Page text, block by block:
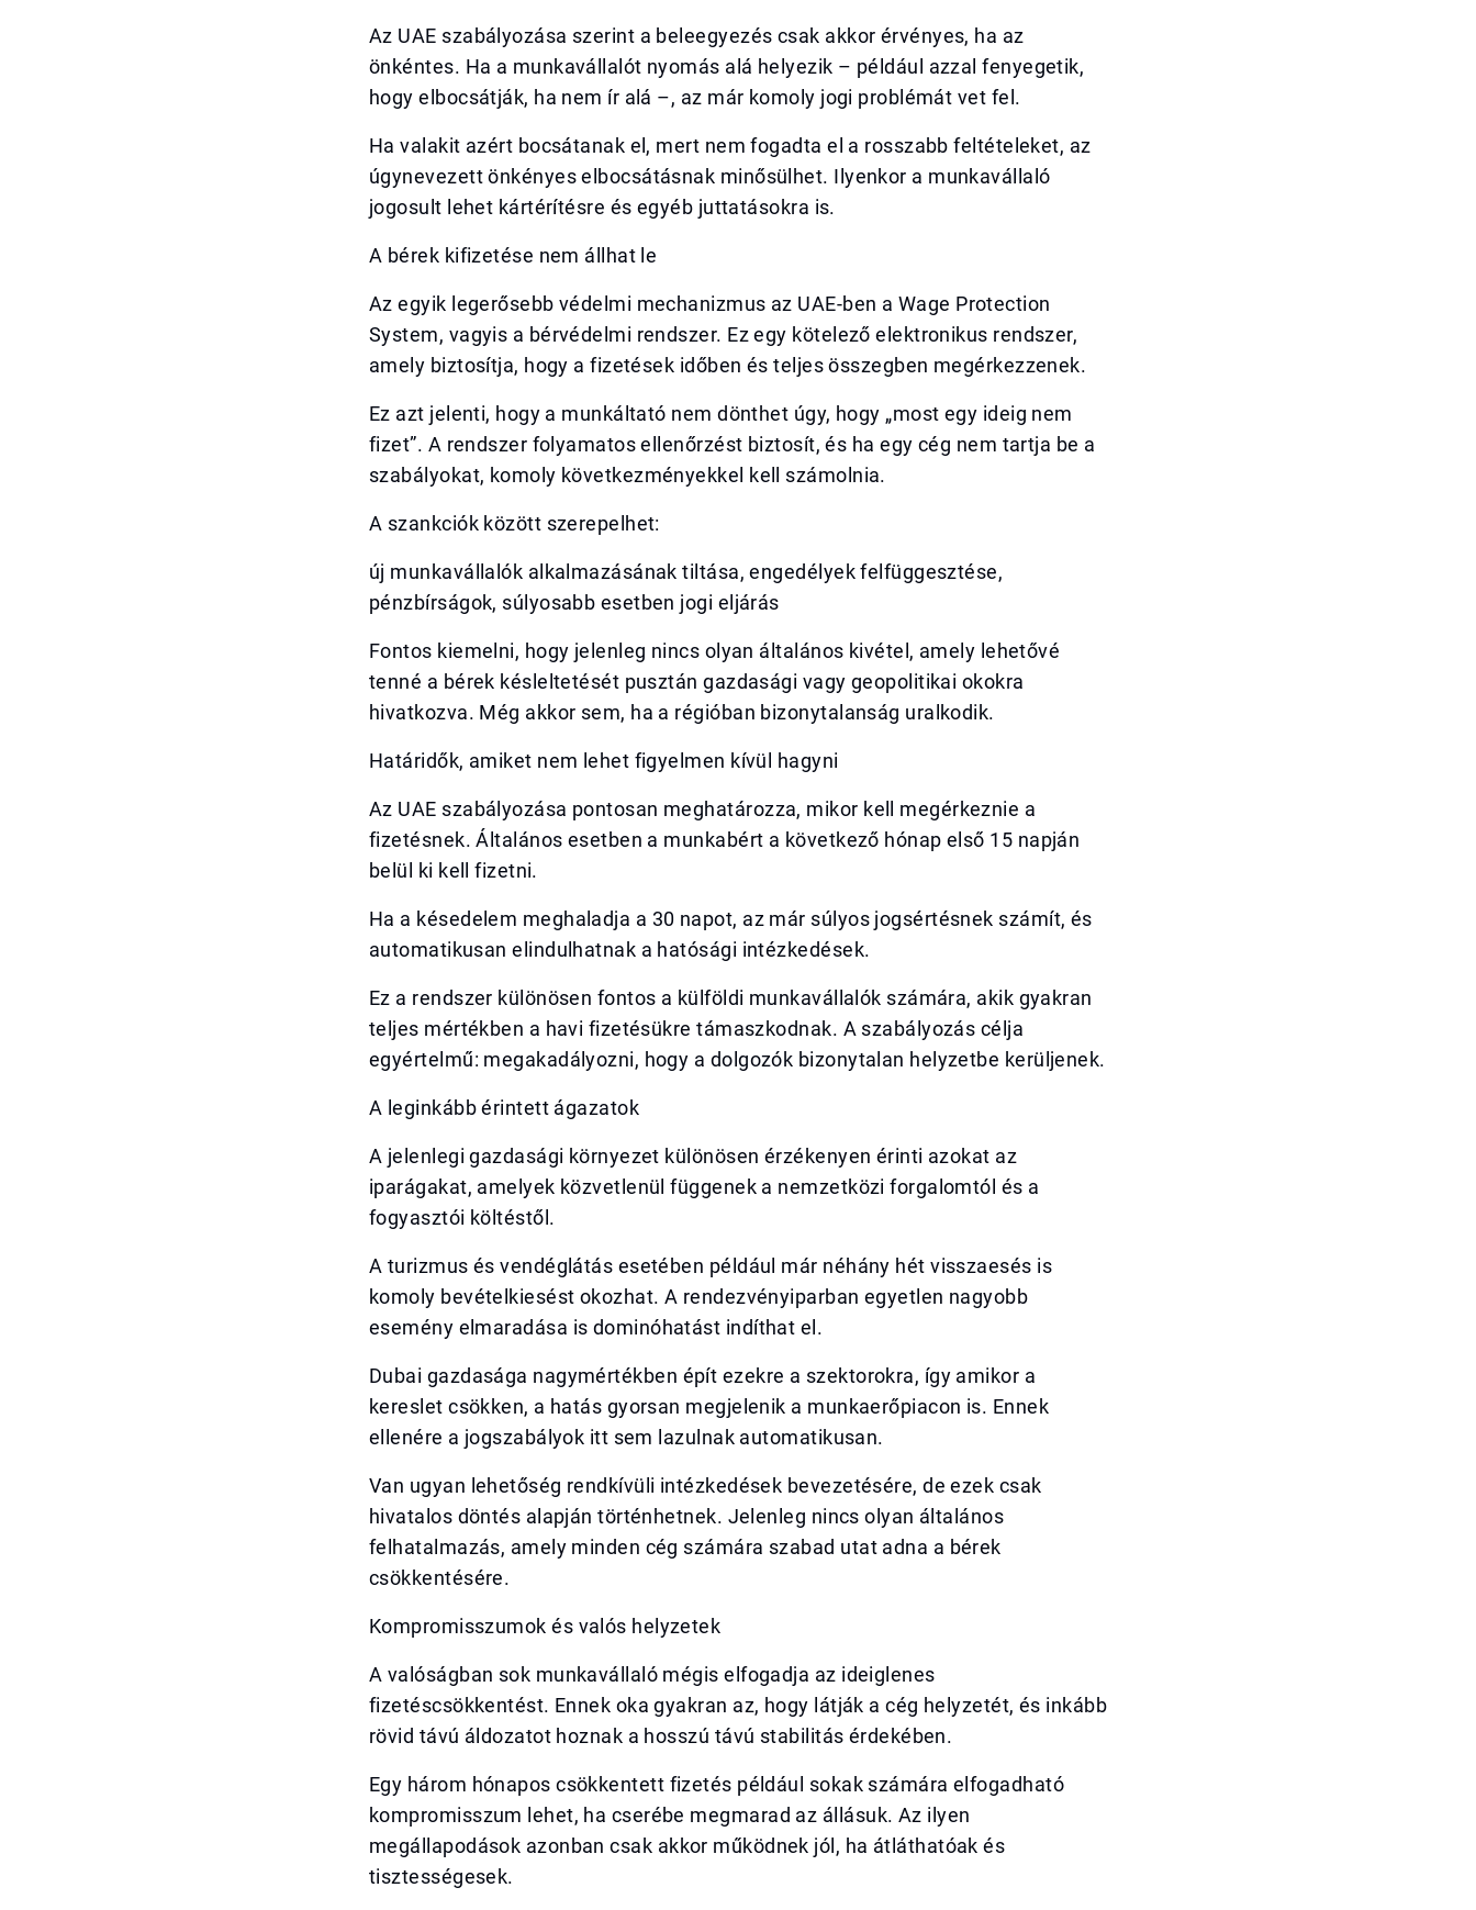
Az UAE szabályozása szerint a beleegyezés csak akkor érvényes, ha az
önkéntes. Ha a munkavállalót nyomás alá helyezik – például azzal fenyegetik,
hogy elbocsátják, ha nem ír alá –, az már komoly jogi problémát vet fel.
Ha valakit azért bocsátanak el, mert nem fogadta el a rosszabb feltételeket, az
úgynevezett önkényes elbocsátásnak minősülhet. Ilyenkor a munkavállaló
jogosult lehet kártérítésre és egyéb juttatásokra is.
A bérek kifizetése nem állhat le
Az egyik legerősebb védelmi mechanizmus az UAE-ben a Wage Protection
System, vagyis a bérvédelmi rendszer. Ez egy kötelező elektronikus rendszer,
amely biztosítja, hogy a fizetések időben és teljes összegben megérkezzenek.
Ez azt jelenti, hogy a munkáltató nem dönthet úgy, hogy „most egy ideig nem
fizet”. A rendszer folyamatos ellenőrzést biztosít, és ha egy cég nem tartja be a
szabályokat, komoly következményekkel kell számolnia.
A szankciók között szerepelhet:
új munkavállalók alkalmazásának tiltása, engedélyek felfüggesztése,
pénzbírságok, súlyosabb esetben jogi eljárás
Fontos kiemelni, hogy jelenleg nincs olyan általános kivétel, amely lehetővé
tenné a bérek késleltetését pusztán gazdasági vagy geopolitikai okokra
hivatkozva. Még akkor sem, ha a régióban bizonytalanság uralkodik.
Határidők, amiket nem lehet figyelmen kívül hagyni
Az UAE szabályozása pontosan meghatározza, mikor kell megérkeznie a
fizetésnek. Általános esetben a munkabért a következő hónap első 15 napján
belül ki kell fizetni.
Ha a késedelem meghaladja a 30 napot, az már súlyos jogsértésnek számít, és
automatikusan elindulhatnak a hatósági intézkedések.
Ez a rendszer különösen fontos a külföldi munkavállalók számára, akik gyakran
teljes mértékben a havi fizetésükre támaszkodnak. A szabályozás célja
egyértelmű: megakadályozni, hogy a dolgozók bizonytalan helyzetbe kerüljenek.
A leginkább érintett ágazatok
A jelenlegi gazdasági környezet különösen érzékenyen érinti azokat az
iparágakat, amelyek közvetlenül függenek a nemzetközi forgalomtól és a
fogyasztói költéstől.
A turizmus és vendéglátás esetében például már néhány hét visszaesés is
komoly bevételkiesést okozhat. A rendezvényiparban egyetlen nagyobb
esemény elmaradása is dominóhatást indíthat el.
Dubai gazdasága nagymértékben épít ezekre a szektorokra, így amikor a
kereslet csökken, a hatás gyorsan megjelenik a munkaerőpiacon is. Ennek
ellenére a jogszabályok itt sem lazulnak automatikusan.
Van ugyan lehetőség rendkívüli intézkedések bevezetésére, de ezek csak
hivatalos döntés alapján történhetnek. Jelenleg nincs olyan általános
felhatalmazás, amely minden cég számára szabad utat adna a bérek
csökkentésére.
Kompromisszumok és valós helyzetek
A valóságban sok munkavállaló mégis elfogadja az ideiglenes
fizetéscsökkentést. Ennek oka gyakran az, hogy látják a cég helyzetét, és inkább
rövid távú áldozatot hoznak a hosszú távú stabilitás érdekében.
Egy három hónapos csökkentett fizetés például sokak számára elfogadható
kompromisszum lehet, ha cserébe megmarad az állásuk. Az ilyen
megállapodások azonban csak akkor működnek jól, ha átláthatóak és
tisztességesek.